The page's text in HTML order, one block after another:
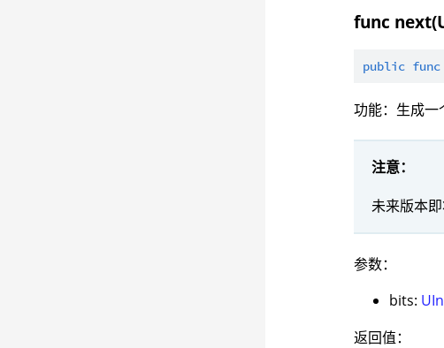
func
public func
功能：生成一
注意：
未来版本
参数：
bits:
返回值：